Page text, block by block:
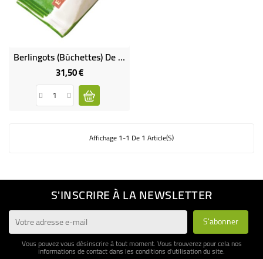
BÉBÉ
Berlingots (bûchettes) De Sucre De Canne Blond Bio & Équitable VRAC RHD
31,50 €Prix
Affichage 1-1 De 1 Article(s)
S'INSCRIRE À LA NEWSLETTER
Vous pouvez vous désinscrire à tout moment. Vous trouverez pour cela nos
informations de contact dans les conditions d'utilisation du site.